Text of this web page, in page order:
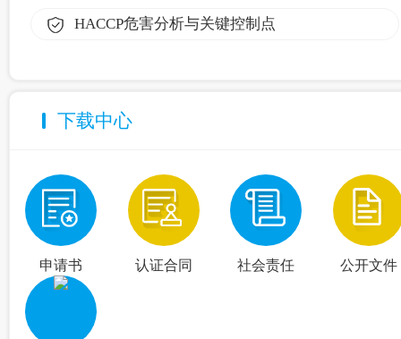
HACCP危害分析与关键控制点
下载中心
申请书 认证合同 社会责任 公开文件